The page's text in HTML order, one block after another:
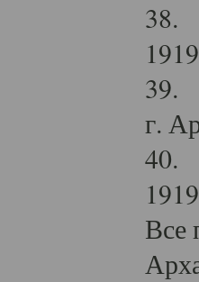
38.
39.
г.
40.
Все